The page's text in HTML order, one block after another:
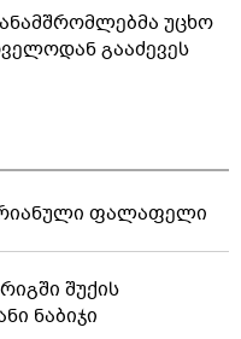
უცხო
გააძევეს
ფალაფელი
შუქის
ნაბიჯი